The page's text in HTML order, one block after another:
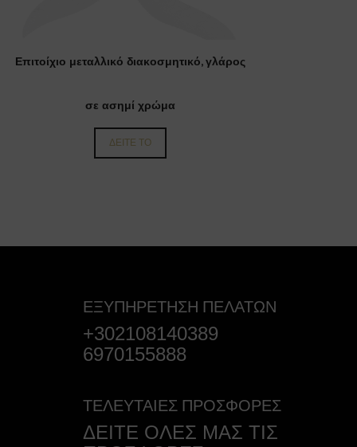
Επιτοίχιο μεταλλικό διακοσμητικό, γλάρος
σε ασημί χρώμα
ΔΕΙΤΕ ΤΟ
ΕΞΥΠΗΡΕΤΗΣΗ ΠΕΛΑΤΩΝ
+302108140389
6970155888
ΤΕΛΕΥΤΑΙΕΣ ΠΡΟΣΦΟΡΕΣ
ΔΕΙΤΕ ΟΛΕΣ ΜΑΣ ΤΙΣ